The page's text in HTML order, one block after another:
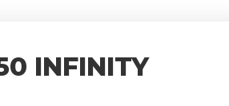
INFINITY